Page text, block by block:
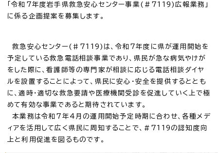
「令和7年度岩手県救急安心センター事業(＃7119)広報業務」
に係る企画提案を募集します。
救急安心センター(♯7119)は、令和7年度に県が運用開始を
予定している救急電話相談事業であり、県民が急な病気やけが
をした際に、看護師等の専門家が相談に応じる電話相談ダイヤ
ルを設置することによって、県民に安心・安全を提供するととも
に、適時・適切な救急要請や医療機関受診を促進していく上で極
めて有効な事業であると期待されています。
本業務は令和7年4月の運用開始予定時期に合わせ、各種メデ
ィアを活用して広く県民に周知することで、＃7119の認知度向
上と利用促進を図るものです。